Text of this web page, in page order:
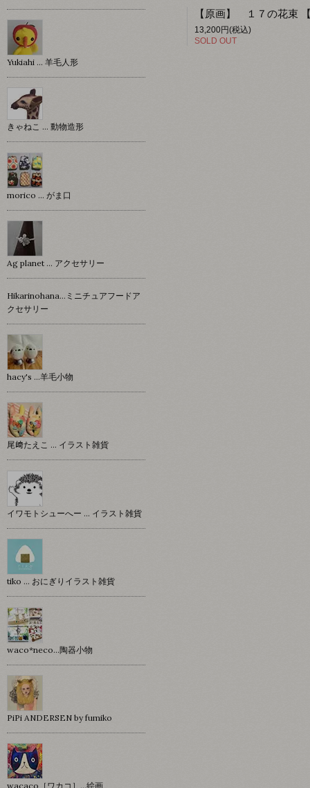
13,200円(税込)
SOLD OUT
Yukiahi … 羊毛人形
きゃねこ … 動物造形
morico … がま口
Ag planet … アクセサリー
Hikarinohana…ミニチュアフードア
クセサリー
hacy's …羊毛小物
尾﨑たえこ … イラスト雑貨
イワモトシューへー … イラスト雑貨
tiko … おにぎりイラスト雑貨
waco*neco...陶器小物
PiPi ANDERSEN by fumiko
wacaco［ワカコ］…絵画